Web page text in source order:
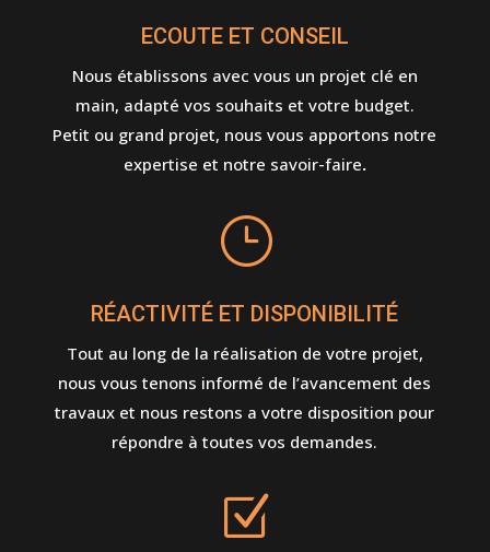
ECOUTE ET CONSEIL
Nous établissons avec vous un projet clé en
main, adapté vos souhaits et votre budget.
Petit ou grand projet, nous vous apportons notre
expertise et notre savoir-faire.
}
RÉACTIVITÉ ET DISPONIBILITÉ
Tout au long de la réalisation de votre projet,
nous vous tenons informé de l’avancement des
travaux et nous restons a votre disposition pour
répondre à toutes vos demandes.
Z